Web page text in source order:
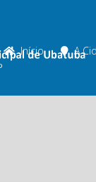
Início A